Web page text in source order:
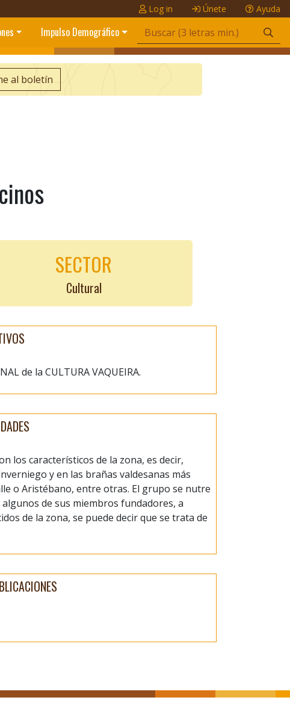
Log in Únete Ayuda
Impulso Demográfico
al boletín
SECTOR
Cultural
de la CULTURA VAQUEIRA.
los característicos de la zona, es decir,
y en las brañas valdesanas más
o Aristébano, entre otras. El grupo se nutre
de sus miembros fundadores, a
de la zona, se puede decir que se trata de